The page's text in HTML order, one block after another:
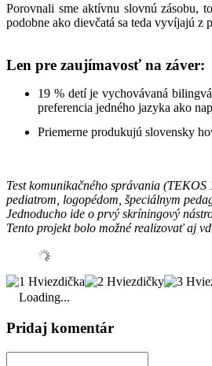
Porovnali sme aktívnu slovnú zásobu,
podobne ako dievčatá sa teda vyvíjajú z
Len pre zaujímavosť na záver:
19 % detí je vychovávaná
preferencia jedného jazyka ako
Priemerne produkujú slovensky
Test komunikačného správania
pediatrom, logopédom, špeciálnym
Jednoducho ide o prvý skríningový
Tento projekt bolo možné realizovať aj
Loading...
Pridaj komentár